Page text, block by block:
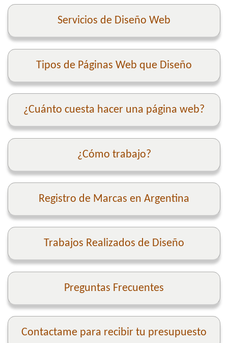
Servicios de Diseño Web
Tipos de Páginas Web que Diseño
¿Cuánto cuesta hacer una página web?
¿Cómo trabajo?
Registro de Marcas en Argentina
Trabajos Realizados de Diseño
Preguntas Frecuentes
Contactame para recibir tu presupuesto